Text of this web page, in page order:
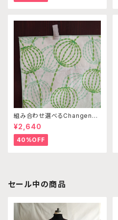
組み合わせ選べるChangenab
leエプロン ※前部分のみ エ
ンゼルフィッシュグリーン×パス
テルグリーン （※本体部分は
別売りです）
¥2,640
40%OFF
セール中の商品